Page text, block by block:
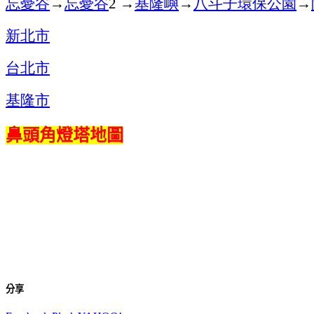
新北市
台北市
基隆市
鼻頭角燈塔地圖
分享